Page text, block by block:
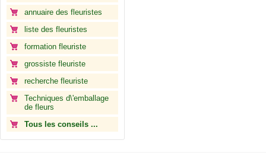
annuaire des fleuristes
liste des fleuristes
formation fleuriste
grossiste fleuriste
recherche fleuriste
Techniques d\'emballage
de fleurs
Tous les conseils ...